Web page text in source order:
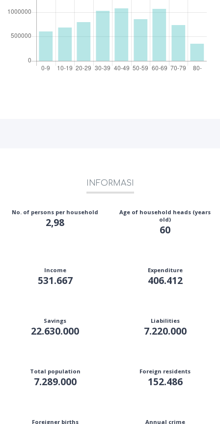
INFORMASI
No. of persons per household
2,98
Age of household heads (years
old)
60
Income
531.667
Expenditure
406.412
Savings
22.630.000
Liabilities
7.220.000
Total population
7.289.000
Foreign residents
152.486
Foreigner births Annual crime